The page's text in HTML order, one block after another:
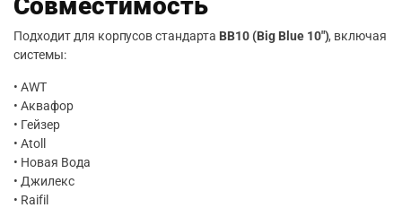
Подходит для корпусов стандарта BB10 (Big Blue 10″), включая
системы:
• AWT
• Аквафор
• Гейзер
• Atoll
• Новая Вода
• Джилекс
• Raifil